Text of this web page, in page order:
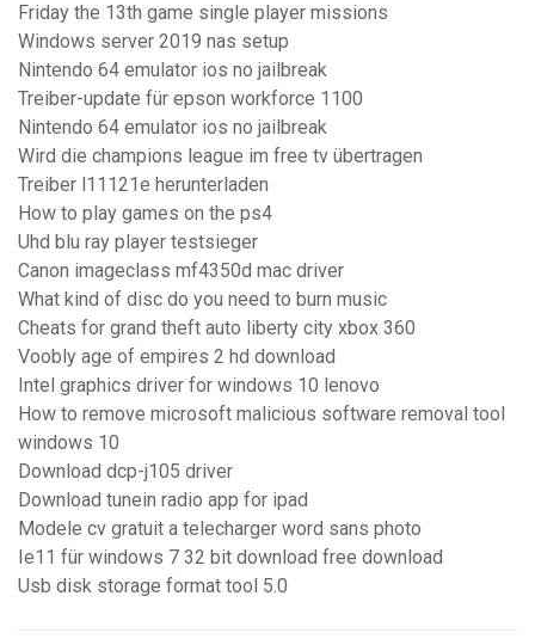
Friday the 13th game single player missions
Windows server 2019 nas setup
Nintendo 64 emulator ios no jailbreak
Treiber-update für epson workforce 1100
Nintendo 64 emulator ios no jailbreak
Wird die champions league im free tv übertragen
Treiber l11121e herunterladen
How to play games on the ps4
Uhd blu ray player testsieger
Canon imageclass mf4350d mac driver
What kind of disc do you need to burn music
Cheats for grand theft auto liberty city xbox 360
Voobly age of empires 2 hd download
Intel graphics driver for windows 10 lenovo
How to remove microsoft malicious software removal tool
windows 10
Download dcp-j105 driver
Download tunein radio app for ipad
Modele cv gratuit a telecharger word sans photo
Ie11 für windows 7 32 bit download free download
Usb disk storage format tool 5.0